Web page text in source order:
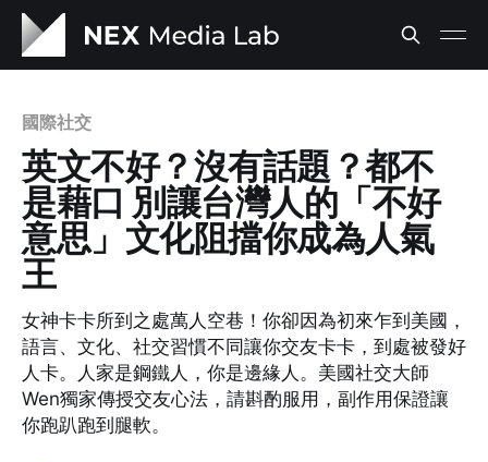
國際社交
英文不好？沒有話題？都不
是藉口 別讓台灣人的「不好
意思」文化阻擋你成為人氣
王
女神卡卡所到之處萬人空巷！你卻因為初來乍到美國，
語言、文化、社交習慣不同讓你交友卡卡，到處被發好
人卡。人家是鋼鐵人，你是邊緣人。美國社交大師
Wen獨家傳授交友心法，請斟酌服用，副作用保證讓
你跑趴跑到腿軟。